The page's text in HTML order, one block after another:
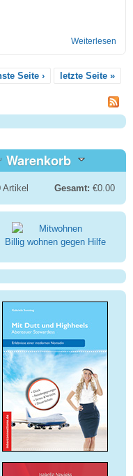
Weiterlesen
Seite › letzte Seite »
Warenkorb
Artikel Gesamt: €0.00
Billig wohnen gegen Hilfe